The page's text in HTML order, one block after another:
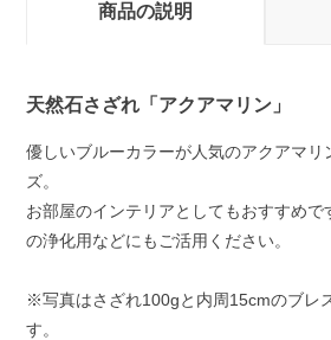
商品の説明
天然石さざれ「アクアマリン」
優しいブルーカラーが人気のアクアマリ
ズ。
お部屋のインテリアとしてもおすすめで
の浄化用などにもご活用ください。
※写真はさざれ100gと内周15cmのブレ
す。